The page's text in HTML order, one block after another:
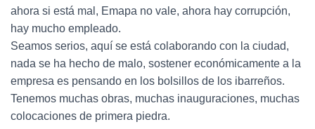
ahora si está mal, Emapa no vale, ahora hay corrupción,
hay mucho empleado.
Seamos serios, aquí se está colaborando con la ciudad,
nada se ha hecho de malo, sostener económicamente a la
empresa es pensando en los bolsillos de los ibarreños.
Tenemos muchas obras, muchas inauguraciones, muchas
colocaciones de primera piedra.